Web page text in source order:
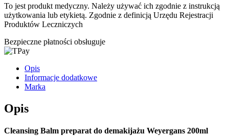
To jest produkt medyczny. Należy używać ich zgodnie z instrukcją
użytkowania lub etykietą. Zgodnie z definicją Urzędu Rejestracji
Produktów Leczniczych
Bezpieczne płatności obsługuje
Opis
Informacje dodatkowe
Marka
Opis
Cleansing Balm preparat do demakijażu Weyergans 200ml